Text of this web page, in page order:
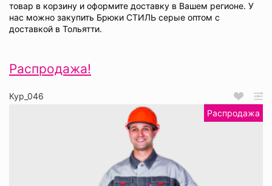
товар в корзину и оформите доставку в Вашем регионе. У
нас можно закупить Брюки СТИЛЬ серые оптом с
доставкой в Тольятти.
Распродажа!
Кур_046
Распродажа